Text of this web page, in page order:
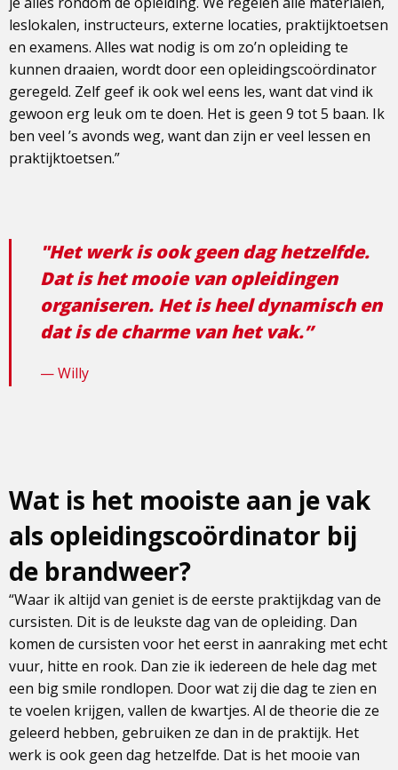
leslokalen, instructeurs, externe locaties, praktijktoetsen
en examens. Alles wat nodig is om zo’n opleiding te
kunnen draaien, wordt door een opleidingscoördinator
geregeld. Zelf geef ik ook wel eens les, want dat vind ik
gewoon erg leuk om te doen. Het is geen 9 tot 5 baan. Ik
ben veel ’s avonds weg, want dan zijn er veel lessen en
praktijktoetsen.”
"Het werk is ook geen dag hetzelfde.
Dat is het mooie van opleidingen
organiseren. Het is heel dynamisch en
dat is de charme van het vak.”
Willy
Wat is het mooiste aan je vak
als opleidingscoördinator bij
de brandweer?
“Waar ik altijd van geniet is de eerste praktijkdag van de
cursisten. Dit is de leukste dag van de opleiding. Dan
komen de cursisten voor het eerst in aanraking met echt
vuur, hitte en rook. Dan zie ik iedereen de hele dag met
een big smile rondlopen. Door wat zij die dag te zien en
te voelen krijgen, vallen de kwartjes. Al de theorie die ze
geleerd hebben, gebruiken ze dan in de praktijk. Het
werk is ook geen dag hetzelfde. Dat is het mooie van